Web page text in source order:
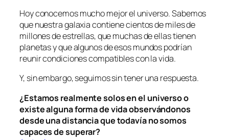
Hoy conocemos mucho mejor el universo. Sabemos
que nuestra galaxia contiene cientos de miles de
millones de estrellas, que muchas de ellas tienen
planetas y que algunos de esos mundos podrían
reunir condiciones compatibles con la vida.
Y, sin embargo, seguimos sin tener una respuesta.
¿Estamos realmente solos en el universo o
existe alguna forma de vida observándonos
desde una distancia que todavía no somos
capaces de superar?